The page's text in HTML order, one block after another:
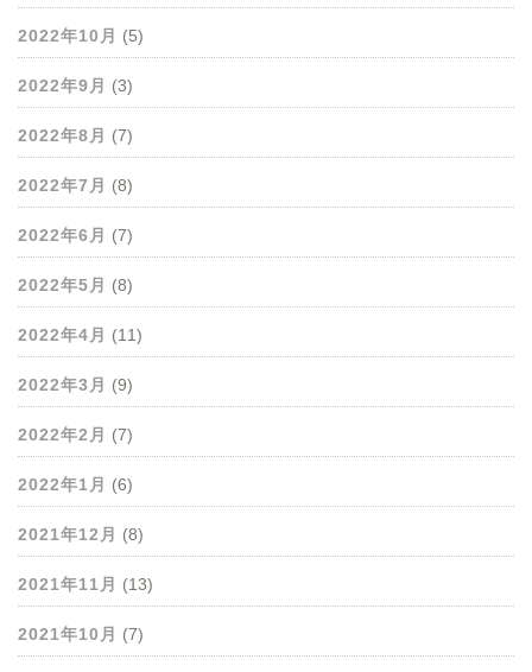
2022年10月 (5)
2022年9月 (3)
2022年8月 (7)
2022年7月 (8)
2022年6月 (7)
2022年5月 (8)
2022年4月 (11)
2022年3月 (9)
2022年2月 (7)
2022年1月 (6)
2021年12月 (8)
2021年11月 (13)
2021年10月 (7)